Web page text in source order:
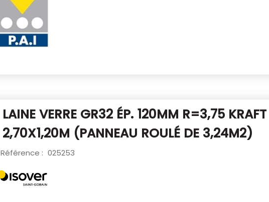
LAINE VERRE GR32 ÉP. 120MM R=3,75 KRAFT
2,70X1,20M (PANNEAU ROULÉ DE 3,24M2)
Référence : 025253